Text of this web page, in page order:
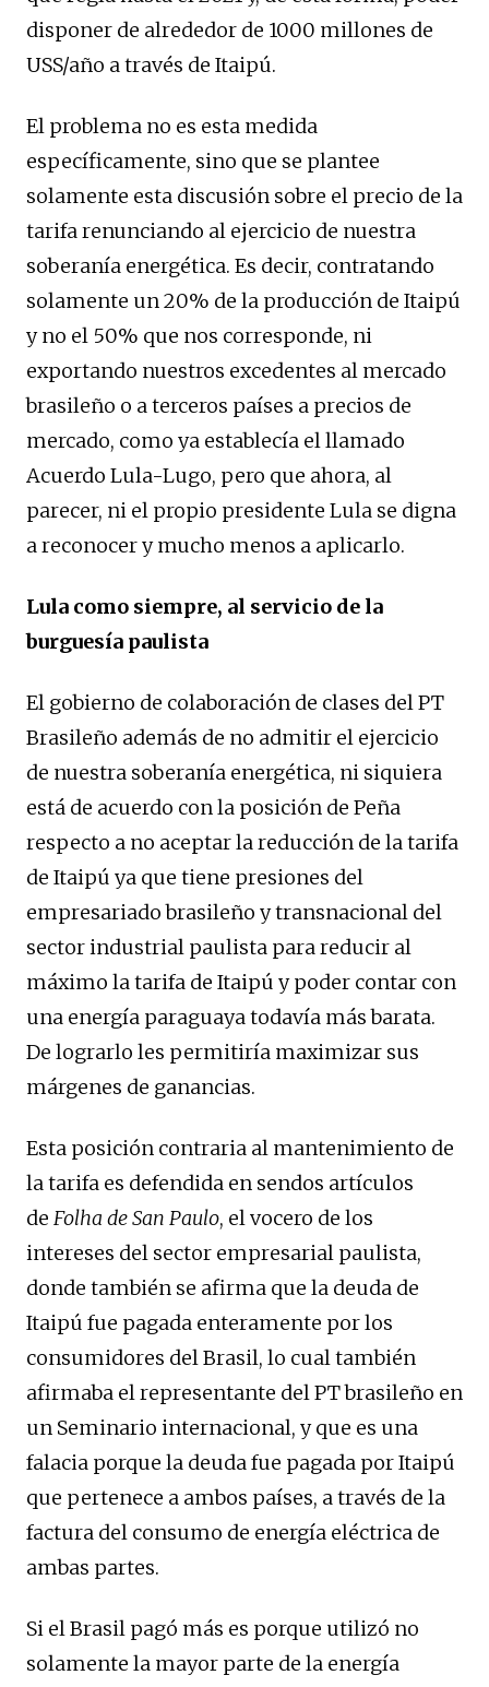
disponer de alrededor de 1000 millones de
USS/año a través de Itaipú.
El problema no es esta medida
específicamente, sino que se plantee
solamente esta discusión sobre el precio de la
tarifa renunciando al ejercicio de nuestra
soberanía energética. Es decir, contratando
solamente un 20% de la producción de Itaipú
y no el 50% que nos corresponde, ni
exportando nuestros excedentes al mercado
brasileño o a terceros países a precios de
mercado, como ya establecía el llamado
Acuerdo Lula-Lugo, pero que ahora, al
parecer, ni el propio presidente Lula se digna
a reconocer y mucho menos a aplicarlo.
Lula como siempre, al servicio de la
burguesía paulista
El gobierno de colaboración de clases del PT
Brasileño además de no admitir el ejercicio
de nuestra soberanía energética, ni siquiera
está de acuerdo con la posición de Peña
respecto a no aceptar la reducción de la tarifa
de Itaipú ya que tiene presiones del
empresariado brasileño y transnacional del
sector industrial paulista para reducir al
máximo la tarifa de Itaipú y poder contar con
una energía paraguaya todavía más barata.
De lograrlo les permitiría maximizar sus
márgenes de ganancias.
Esta posición contraria al mantenimiento de
la tarifa es defendida en sendos artículos
de Folha de San Paulo, el vocero de los
intereses del sector empresarial paulista,
donde también se afirma que la deuda de
Itaipú fue pagada enteramente por los
consumidores del Brasil, lo cual también
afirmaba el representante del PT brasileño en
un Seminario internacional, y que es una
falacia porque la deuda fue pagada por Itaipú
que pertenece a ambos países, a través de la
factura del consumo de energía eléctrica de
ambas partes.
Si el Brasil pagó más es porque utilizó no
solamente la mayor parte de la energía